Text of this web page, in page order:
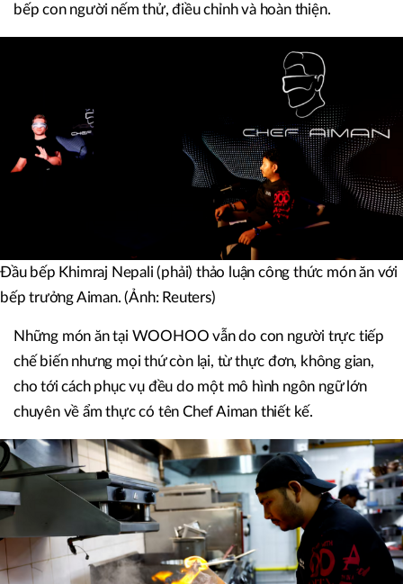
bếp con người nếm thử, điều chỉnh và hoàn thiện.
Đầu bếp Khimraj Nepali (phải) thảo luận công thức món ăn với
bếp trưởng Aiman. (Ảnh: Reuters)
Những món ăn tại WOOHOO vẫn do con người trực tiếp
chế biến nhưng mọi thứ còn lại, từ thực đơn, không gian,
cho tới cách phục vụ đều do một mô hình ngôn ngữ lớn
chuyên về ẩm thực có tên Chef Aiman thiết kế.